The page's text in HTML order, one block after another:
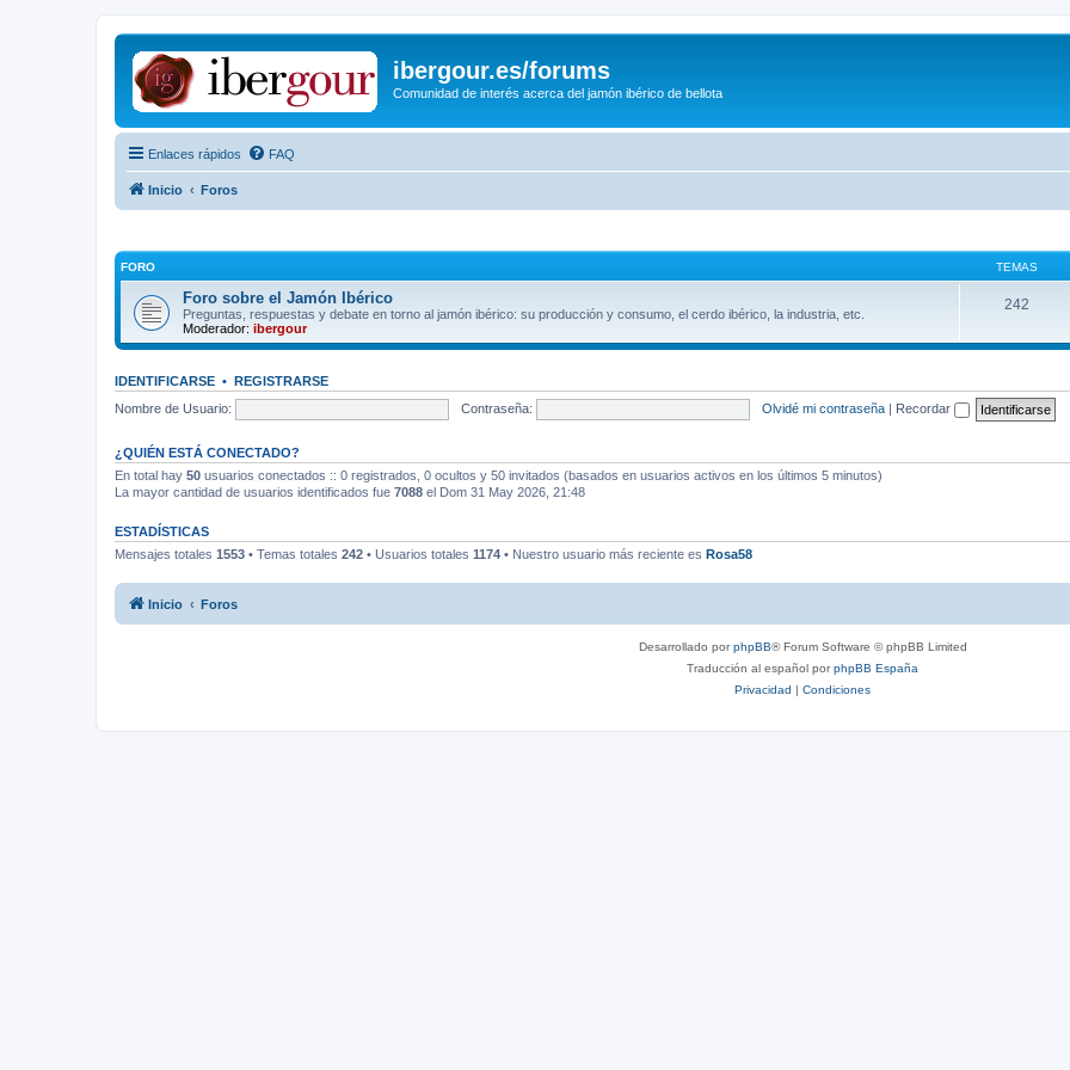
ibergour.es/forums
Comunidad de interés acerca del jamón ibérico de bellota
Enlaces rápidos FAQ
Inicio Foros
FORO TEMAS
Foro sobre el Jamón Ibérico
Preguntas, respuestas y debate en torno al jamón ibérico: su producción y consumo, el cerdo ibérico, la industria, etc.
Moderador: ibergour
242
IDENTIFICARSE • REGISTRARSE
Nombre de Usuario:
Contraseña: Olvidé mi contraseña | Recordar
¿QUIÉN ESTÁ CONECTADO?
En total hay 50 usuarios conectados :: 0 registrados, 0 ocultos y 50 invitados (basados en usuarios activos en los últimos 5 minutos)
La mayor cantidad de usuarios identificados fue 7088 el Dom 31 May 2026, 21:48
ESTADÍSTICAS
Mensajes totales 1553 • Temas totales 242 • Usuarios totales 1174 • Nuestro usuario más reciente es Rosa58
Inicio Foros
Desarrollado porphpBB® Forum Software © phpBB Limited
Traducción al español porphpBB España
Privacidad | Condiciones